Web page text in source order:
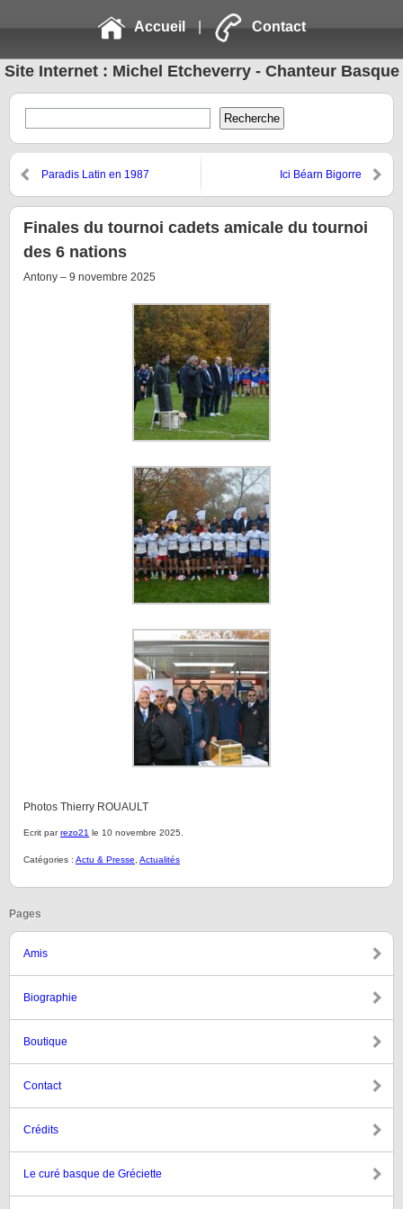
Accueil | Contact
Site Internet : Michel Etcheverry - Chanteur Basque
Paradis Latin en 1987 Ici Béarn Bigorre
Finales du tournoi cadets amicale du tournoi
des 6 nations
Antony – 9 novembre 2025
Photos Thierry ROUAULT
Ecrit parrezo21 le 10 novembre 2025.
Catégories : Actu & Presse Actualités
Pages
Amis
Biographie
Boutique
Contact
Crédits
Le curé basque de Gréciette